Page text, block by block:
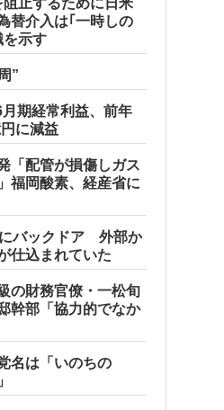
止するために日米
替介入は｢一時しの
を示す
”
期経常利益、前年
に減益
「配管が損傷しガス
福岡酸素、経産省に
バックドア 外部か
仕込まれていた
の財務官僚・一松旬
幹部「協力的でなか
名は「いのちの